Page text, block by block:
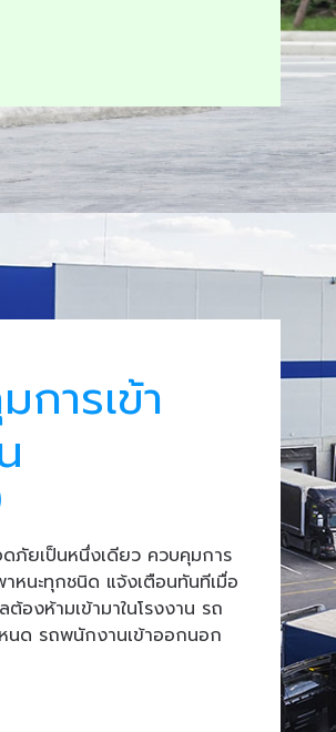
ารเข้า
ภัยเป็นหนึ่งเดียว ควบคุมการ
หนะทุกชนิด แจ้งเตือนทันทีเมื่อ
องห้ามเข้ามาในโรงงาน รถ
นด รถพนักงานเข้าออกนอก